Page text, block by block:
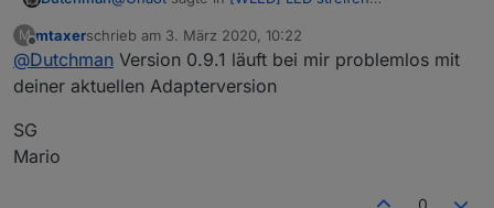
Ich denke mal das das mit der 0.9.1
zusammenhängt.
hmm danke, ich schau es mir nachher mal an die
M
Offline
mtaxerschrieb am 3. März 2020, 10:22
zuletzt editiert von
@Dutchman Version 0.9.1 läuft bei mir problemlos mit
deiner aktuellen Adapterversion
SG
Mario